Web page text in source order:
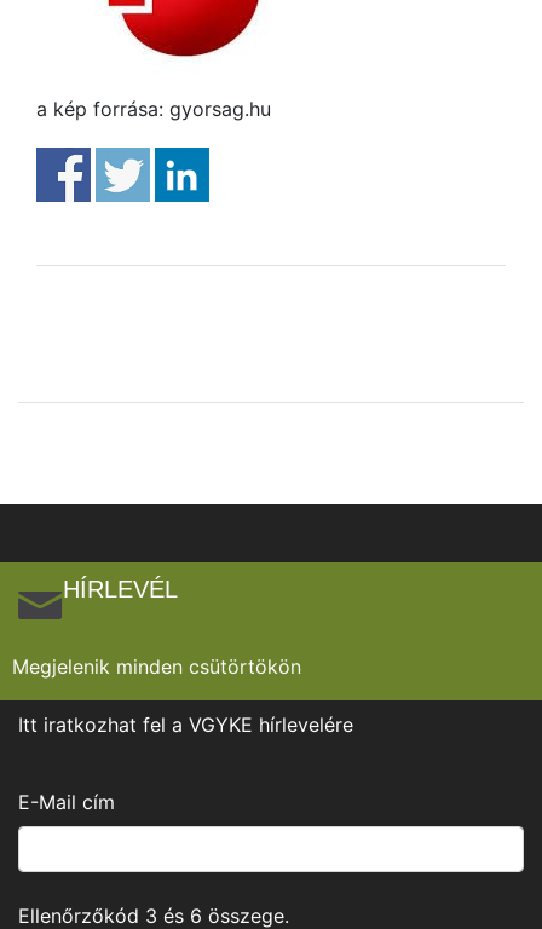
a kép forrása: gyorsag.hu
HÍRLEVÉL
Megjelenik minden csütörtökön
Itt iratkozhat fel a VGYKE hírlevelére
E-Mail cím
Ellenőrzőkód 3 és 6 összege.